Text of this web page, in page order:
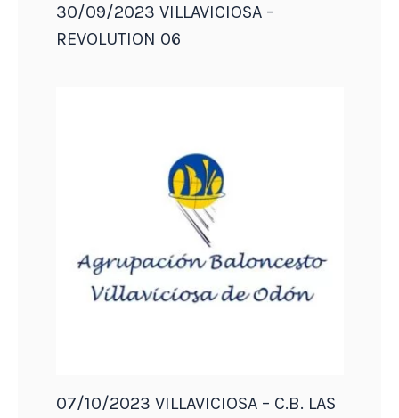
30/09/2023 VILLAVICIOSA –
REVOLUTION 06
07/10/2023 VILLAVICIOSA – C.B. LAS